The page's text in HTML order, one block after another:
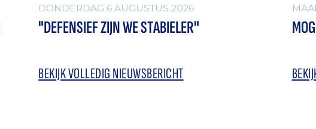
DONDERDAG 6 AUGUSTUS 2026
"DEFENSIEF ZIJN WE STABIELER"
BEKIJK VOLLEDIG NIEUWSBERICHT